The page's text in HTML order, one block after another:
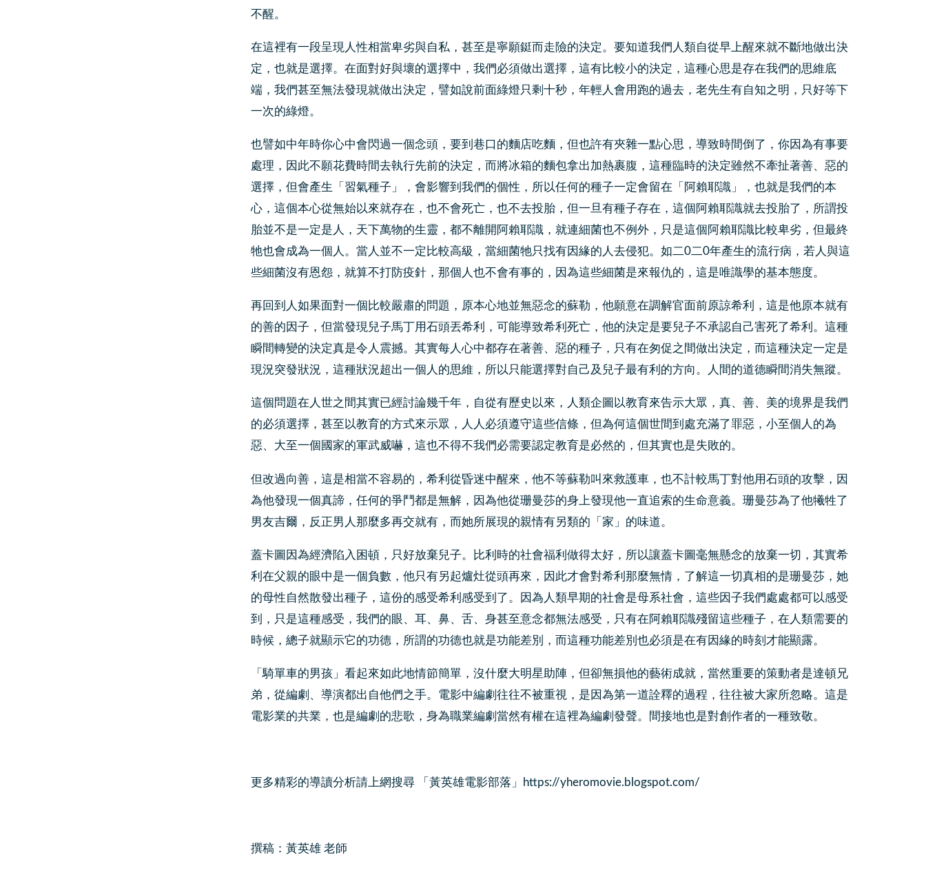
不醒。
在這裡有一段呈現人性相當卑劣與自私，甚至是寧願鋌而走險的決定。要知道我們人類自從早上醒來就不斷地做出決
定，也就是選擇。在面對好與壞的選擇中，我們必須做出選擇，這有比較小的決定，這種心思是存在我們的思維底
端，我們甚至無法發現就做出決定，譬如說前面綠燈只剩十秒，年輕人會用跑的過去，老先生有自知之明，只好等下
一次的綠燈。
也譬如中年時你心中會閃過一個念頭，要到巷口的麵店吃麵，但也許有夾雜一點心思，導致時間倒了，你因為有事要
處理，因此不願花費時間去執行先前的決定，而將冰箱的麵包拿出加熱裹腹，這種臨時的決定雖然不牽扯著善、惡的
選擇，但會產生「習氣種子」，會影響到我們的個性，所以任何的種子一定會留在「阿賴耶識」，也就是我們的本
心，這個本心從無始以來就存在，也不會死亡，也不去投胎，但一旦有種子存在，這個阿賴耶識就去投胎了，所謂投
胎並不是一定是人，天下萬物的生靈，都不離開阿賴耶識，就連細菌也不例外，只是這個阿賴耶識比較卑劣，但最終
牠也會成為一個人。當人並不一定比較高級，當細菌牠只找有因緣的人去侵犯。如二0二0年產生的流行病，若人與這
些細菌沒有恩怨，就算不打防疫針，那個人也不會有事的，因為這些細菌是來報仇的，這是唯識學的基本態度。
再回到人如果面對一個比較嚴肅的問題，原本心地並無惡念的蘇勒，他願意在調解官面前原諒希利，這是他原本就有
的善的因子，但當發現兒子馬丁用石頭丟希利，可能導致希利死亡，他的決定是要兒子不承認自己害死了希利。這種
瞬間轉變的決定真是令人震撼。其實每人心中都存在著善、惡的種子，只有在匆促之間做出決定，而這種決定一定是
現況突發狀況，這種狀況超出一個人的思維，所以只能選擇對自己及兒子最有利的方向。人間的道德瞬間消失無蹤。
這個問題在人世之間其實已經討論幾千年，自從有歷史以來，人類企圖以教育來告示大眾，真、善、美的境界是我們
的必須選擇，甚至以教育的方式來示眾，人人必須遵守這些信條，但為何這個世間到處充滿了罪惡，小至個人的為
惡、大至一個國家的軍武威嚇，這也不得不我們必需要認定教育是必然的，但其實也是失敗的。
但改過向善，這是相當不容易的，希利從昏迷中醒來，他不等蘇勒叫來救護車，也不計較馬丁對他用石頭的攻擊，因
為他發現一個真諦，任何的爭鬥都是無解，因為他從珊曼莎的身上發現他一直追索的生命意義。珊曼莎為了他犧牲了
男友吉爾，反正男人那麼多再交就有，而她所展現的親情有另類的「家」的味道。
蓋卡圖因為經濟陷入困頓，只好放棄兒子。比利時的社會福利做得太好，所以讓蓋卡圖毫無懸念的放棄一切，其實希
利在父親的眼中是一個負數，他只有另起爐灶從頭再來，因此才會對希利那麼無情，了解這一切真相的是珊曼莎，她
的母性自然散發出種子，這份的感受希利感受到了。因為人類早期的社會是母系社會，這些因子我們處處都可以感受
到，只是這種感受，我們的眼、耳、鼻、舌、身甚至意念都無法感受，只有在阿賴耶識殘留這些種子，在人類需要的
時候，總子就顯示它的功德，所謂的功德也就是功能差別，而這種功能差別也必須是在有因緣的時刻才能顯露。
「騎單車的男孩」看起來如此地情節簡單，沒什麼大明星助陣，但卻無損他的藝術成就，當然重要的策動者是達頓兄
弟，從編劇、導演都出自他們之手。電影中編劇往往不被重視，是因為第一道詮釋的過程，往往被大家所忽略。這是
電影業的共業，也是編劇的悲歌，身為職業編劇當然有權在這裡為編劇發聲。間接地也是對創作者的一種致敬。
更多精彩的導讀分析請上網搜尋 「黃英雄電影部落」https://yheromovie.blogspot.com/
撰稿：黃英雄 老師